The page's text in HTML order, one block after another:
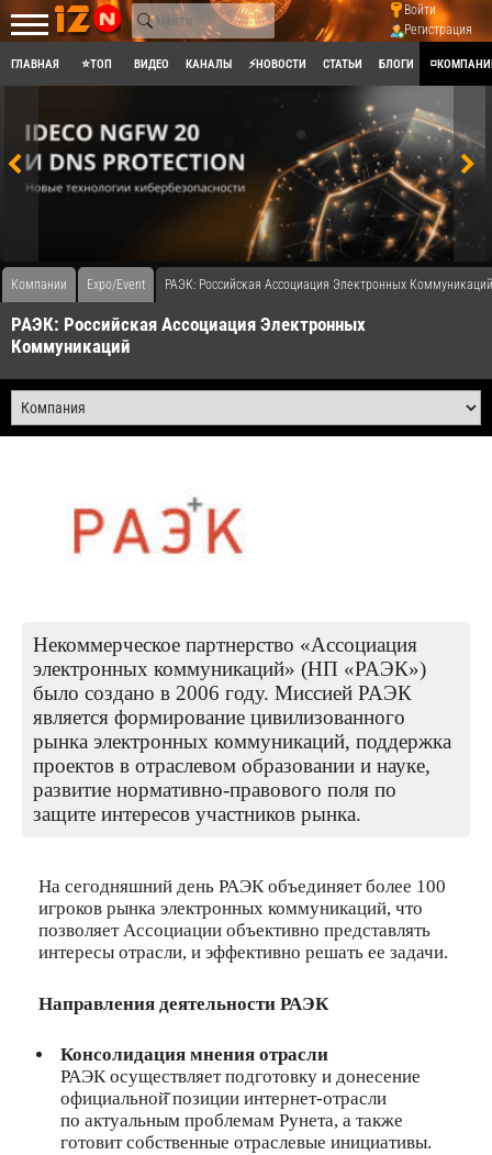
Войти
Регистрация
ГЛАВНАЯ ⭐ТОП ВИДЕО КАНАЛЫ ⚡НОВОСТИ СТАТЬИ БЛОГИ
Компании Expo/Event РАЭК: Российская Ассоциация Электронных Коммуникаций
РАЭК: Российская Ассоциация Электронных
Коммуникаций
Некоммерческое партнерство «Ассоциация
электронных коммуникаций» (НП «РАЭК»)
было создано в 2006 году. Миссией РАЭК
является формирование цивилизованного
рынка электронных коммуникаций, поддержка
проектов в отраслевом образовании и науке,
развитие нормативно-правового поля по
защите интересов участников рынка.
На сегодняшний день РАЭК объединяет более 100
игроков рынка электронных коммуникаций, что
позволяет Ассоциации объективно представлять
интересы отрасли, и эффективно решать ее задачи.
Направления деятельности РАЭК
Консолидация мнения отрасли
РАЭК осуществляет подготовку и донесение
официальной̆ позиции интернет-отрасли
по актуальным проблемам Рунета, а также
готовит собственные отраслевые инициативы.